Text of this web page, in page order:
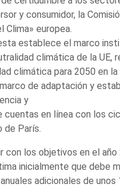
y consumidor, la
Clima» europea.
establece el marco
climática de la UE,
climática para 2050 en la
de adaptación y
y
cuentas en línea con los
de París.
con los objetivos en el año
inicialmente que debe
adicionales de unos